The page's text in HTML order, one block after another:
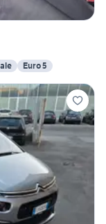
Euro 5